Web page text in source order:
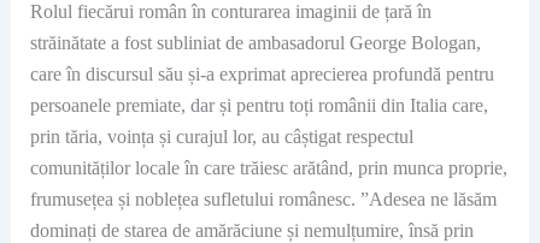
Rolul fiecărui român în conturarea imaginii de țară în
străinătate a fost subliniat de ambasadorul George Bologan,
care în discursul său și-a exprimat aprecierea profundă pentru
persoanele premiate, dar și pentru toți românii din Italia care,
prin tăria, voința și curajul lor, au câștigat respectul
comunităților locale în care trăiesc arătând, prin munca proprie,
frumusețea și noblețea sufletului românesc. ”Adesea ne lăsăm
dominați de starea de amărăciune și nemulțumire, însă prin